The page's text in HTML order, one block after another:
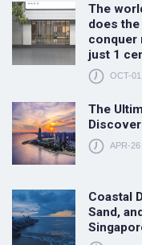
The
does
conquer
just 1
OCT-
The
APR-26
Coastal
Sand,